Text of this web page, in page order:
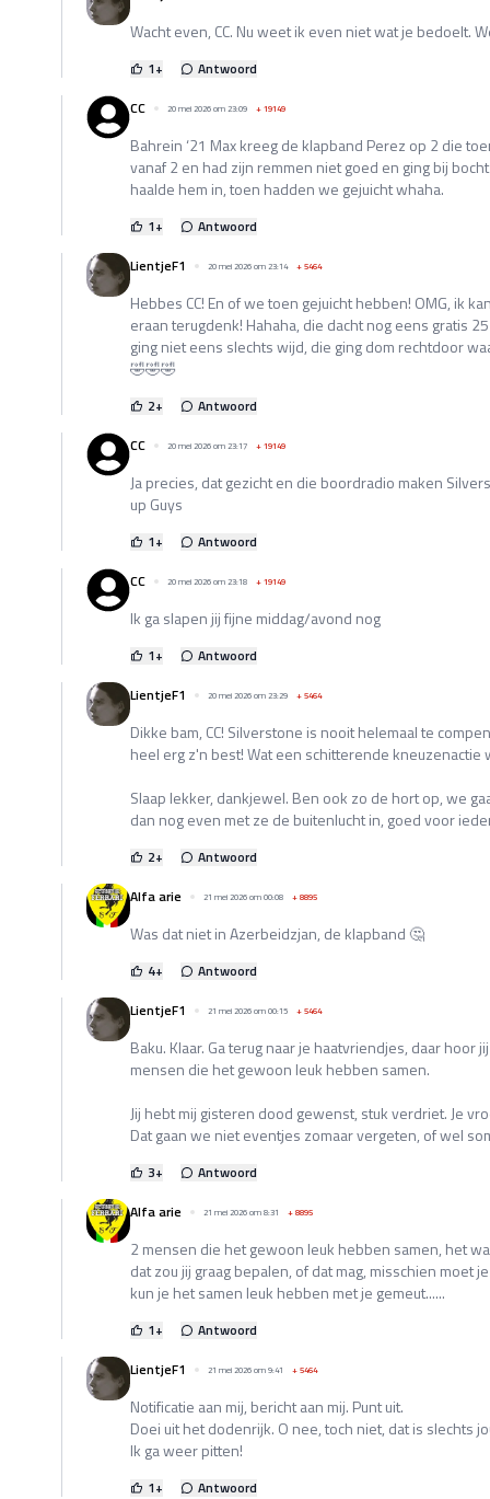
Wacht even, CC. Nu weet ik even niet wat je bedoelt.
1+
Antwoord
CC
20 mei 2026 om 23:09 +19149
Bahrein ‘21 Max kreeg de klapband Perez op 2 die
vanaf 2 en had zijn remmen niet goed en ging bij
haalde hem in, toen hadden we gejuicht whaha.
1+
Antwoord
LientjeF1
20 mei 2026 om 23:14 +5464
Hebbes CC! En of we toen gejuicht hebben! OMG, ik
eraan terugdenk! Hahaha, die dacht nog eens gratis
ging niet eens slechts wijd, die ging dom rechtdoor
🤣🤣🤣
2+
Antwoord
CC
20 mei 2026 om 23:17 +19149
Ja precies, dat gezicht en die boordradio maken
up Guys
1+
Antwoord
CC
20 mei 2026 om 23:18 +19149
Ik ga slapen jij fijne middag/avond nog
1+
Antwoord
LientjeF1
20 mei 2026 om 23:29 +5464
Dikke bam, CC! Silverstone is nooit helemaal te
heel erg z'n best! Wat een schitterende kneuzenactie
Slaap lekker, dankjewel. Ben ook zo de hort op, we
dan nog even met ze de buitenlucht in, goed voor
2+
Antwoord
Alfa arie
21 mei 2026 om 00:08 +8895
Was dat niet in Azerbeidzjan, de klapband 🤔
4+
Antwoord
LientjeF1
21 mei 2026 om 00:15 +5464
Baku. Klaar. Ga terug naar je haatvriendjes, daar hoor
mensen die het gewoon leuk hebben samen.
Jij hebt mij gisteren dood gewenst, stuk verdriet. Je
Dat gaan we niet eventjes zomaar vergeten, of wel
3+
Antwoord
Alfa arie
21 mei 2026 om 8:31 +8895
2 mensen die het gewoon leuk hebben samen, het
dat zou jij graag bepalen, of dat mag, misschien moet
kun je het samen leuk hebben met je gemeut......
1+
Antwoord
LientjeF1
21 mei 2026 om 9:41 +5464
Notificatie aan mij, bericht aan mij. Punt uit.
Doei uit het dodenrijk. O nee, toch niet, dat is slechts
Ik ga weer pitten!
1+
Antwoord